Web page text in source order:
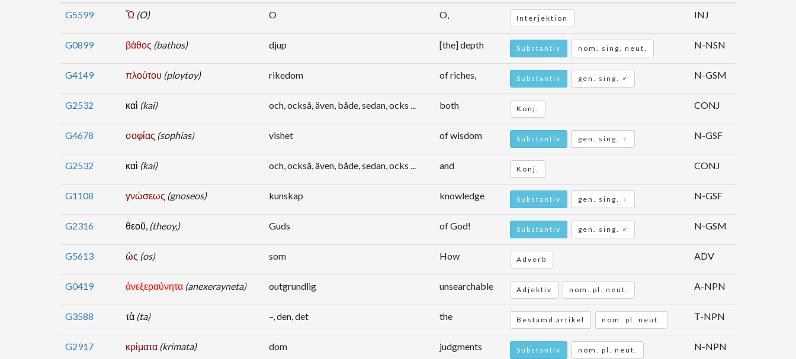
G5599 Ὦ (O) O O, Interjektion INJ
G0899 βάθος (bathos) djup [the] depth Substantiv nom. sing. neut. N-NSN
G4149 πλούτου (ploytoy) rikedom of riches, Substantiv gen. sing. ♂ N-GSM
G2532 καὶ (kai) och, också, även, både, sedan, ocks ... both Konj. CONJ
G4678 σοφίας (sophias) vishet of wisdom Substantiv gen. sing. ♀ N-GSF
G2532 καὶ (kai) och, också, även, både, sedan, ocks ... and Konj. CONJ
G1108 γνώσεως (gnoseos) kunskap knowledge Substantiv gen. sing. ♀ N-GSF
G2316 θεοῦ, (theoy,) Guds of God! Substantiv gen. sing. ♂ N-GSM
G5613 ὡς (os) som How Adverb ADV
G0419 ἀνεξεραύνητα (anexerayneta) outgrundlig unsearchable Adjektiv nom. pl. neut. A-NPN
G3588 τὰ (ta) –, den, det the Bestämd artikel nom. pl. neut. T-NPN
G2917 κρίματα (krimata) dom judgments Substantiv nom. pl. neut. N-NPN